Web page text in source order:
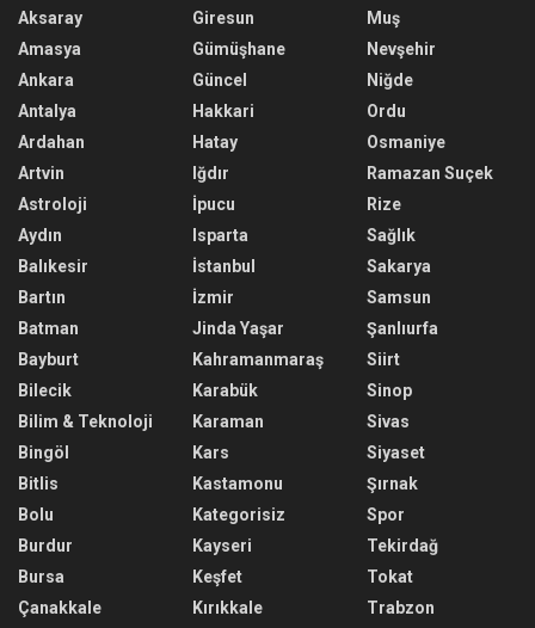
Aksaray
Amasya
Ankara
Antalya
Ardahan
Artvin
Astroloji
Aydın
Balıkesir
Bartın
Batman
Bayburt
Bilecik
Bilim & Teknoloji
Bingöl
Bitlis
Bolu
Burdur
Bursa
Çanakkale
Giresun
Gümüşhane
Güncel
Hakkari
Hatay
Iğdır
İpucu
Isparta
İstanbul
İzmir
Jinda Yaşar
Kahramanmaraş
Karabük
Karaman
Kars
Kastamonu
Kategorisiz
Kayseri
Keşfet
Kırıkkale
Muş
Nevşehir
Niğde
Ordu
Osmaniye
Ramazan Suçek
Rize
Sağlık
Sakarya
Samsun
Şanlıurfa
Siirt
Sinop
Sivas
Siyaset
Şırnak
Spor
Tekirdağ
Tokat
Trabzon